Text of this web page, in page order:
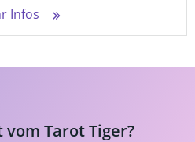
Infos
vom Tarot Tiger?